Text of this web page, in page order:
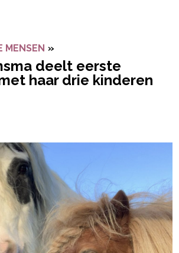
MENSEN »
deelt eerste
haar drie kinderen